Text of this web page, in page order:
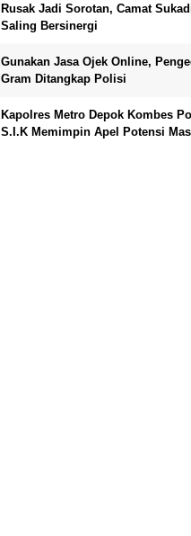
Rusak Jadi Sorotan, Camat
Saling Bersinergi
Gunakan Jasa Ojek Online,
Gram Ditangkap Polisi
Kapolres Metro Depok Kombes
S.I.K Memimpin Apel Potensi